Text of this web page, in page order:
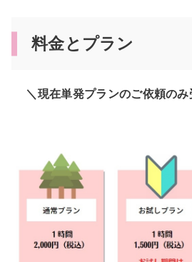
料金とプラン
＼現在単発プランのご依頼の